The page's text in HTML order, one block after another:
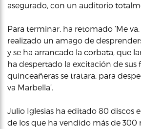
asegurado, con un auditorio
Para terminar, ha retomado ‘Me
realizado un amago de
y se ha arrancado la corbata, que
ha despertado la excitación de sus
quinceañeras se tratara, para
va Marbella’.
Julio Iglesias ha editado 80 discos
de los que ha vendido más de 300